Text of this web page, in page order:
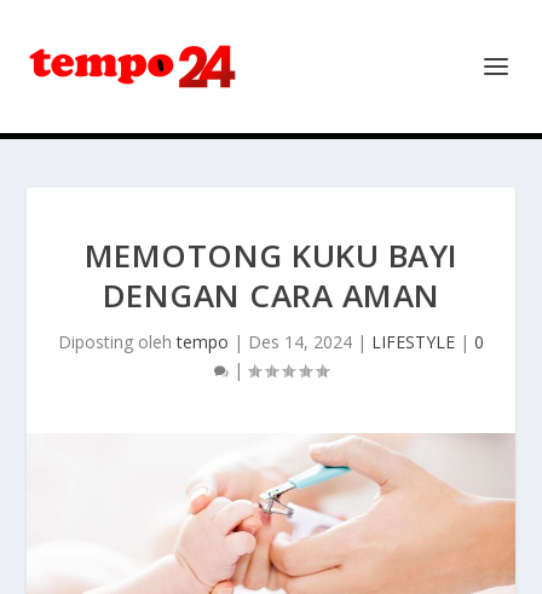
MEMOTONG KUKU BAYI
DENGAN CARA AMAN
Diposting olehtempo | Des 14, 2024 | LIFESTYLE | 0
|